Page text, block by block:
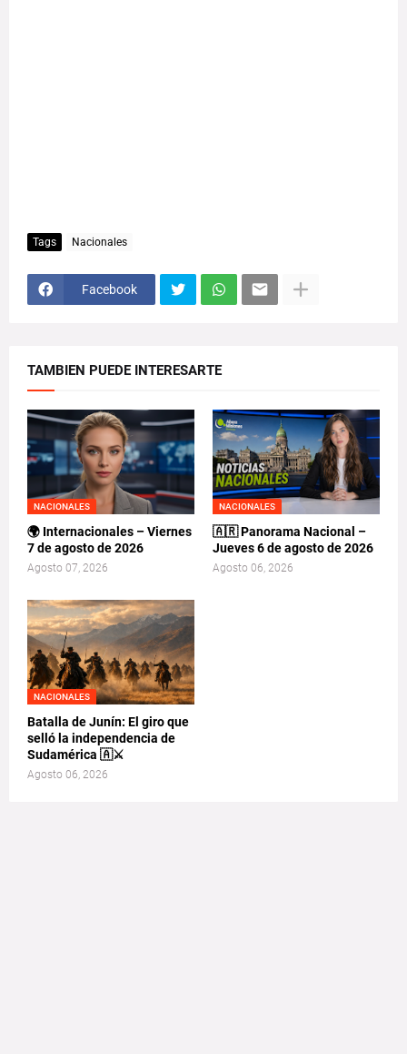
Tags Nacionales
Facebook
TAMBIEN PUEDE INTERESARTE
NACIONALES
🌍 Internacionales – Viernes
7 de agosto de 2026
Agosto 07, 2026
NACIONALES
🇦🇷 Panorama Nacional –
Jueves 6 de agosto de 2026
Agosto 06, 2026
NACIONALES
Batalla de Junín: El giro que
selló la independencia de
Sudamérica 🇦⚔️
Agosto 06, 2026